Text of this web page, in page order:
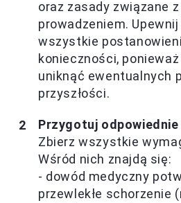
oraz zasady związane
prowadzeniem.
wszystkie
konieczności,
uniknąć ewentualnych
przyszłości.
Przygotuj
Zbierz wszystkie
Wśród nich znajdą się:
- dowód medyczny
przewlekłe schorzenie